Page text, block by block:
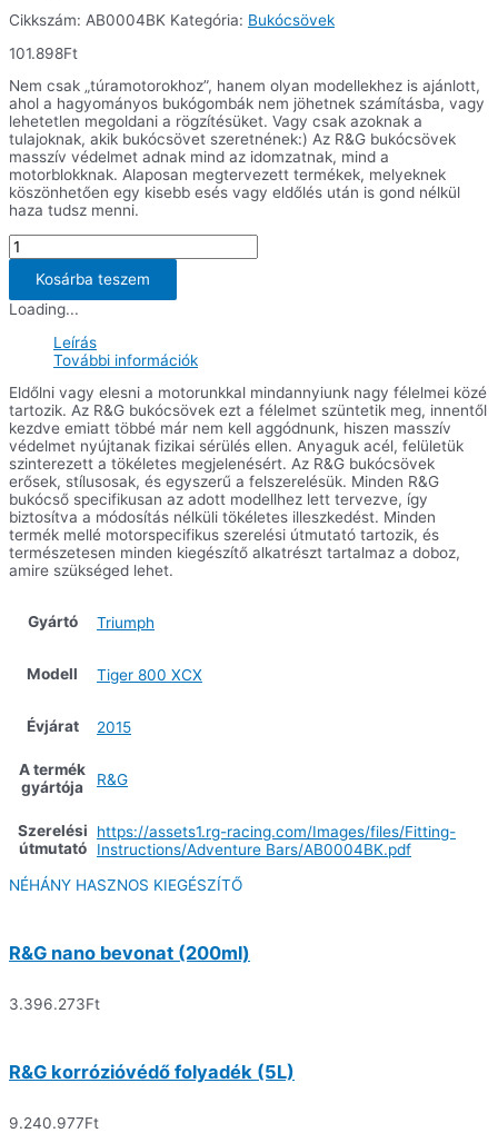
Cikkszám: AB0004BK Kategória: Bukócsövek
101.898Ft
Nem csak „túramotorokhoz”, hanem olyan modellekhez is ajánlott,
ahol a hagyományos bukógombák nem jöhetnek számításba, vagy
lehetetlen megoldani a rögzítésüket. Vagy csak azoknak a
tulajoknak, akik bukócsövet szeretnének:) Az R&G bukócsövek
masszív védelmet adnak mind az idomzatnak, mind a
motorblokknak. Alaposan megtervezett termékek, melyeknek
köszönhetően egy kisebb esés vagy eldőlés után is gond nélkül
haza tudsz menni.
Bukócsövek
Triumph
Tiger
800
'11-
XC
'11-
'17/
Tiger
800
XCA
'18-
/
Tiger
800
XCX
/
mennyiség
Kosárba teszem
Loading...
Leírás
További információk
Eldőlni vagy elesni a motorunkkal mindannyiunk nagy félelmei közé
tartozik. Az R&G bukócsövek ezt a félelmet szüntetik meg, innentől
kezdve emiatt többé már nem kell aggódnunk, hiszen masszív
védelmet nyújtanak fizikai sérülés ellen. Anyaguk acél, felületük
szinterezett a tökéletes megjelenésért. Az R&G bukócsövek
erősek, stílusosak, és egyszerű a felszerelésük. Minden R&G
bukócső specifikusan az adott modellhez lett tervezve, így
biztosítva a módosítás nélküli tökéletes illeszkedést. Minden
termék mellé motorspecifikus szerelési útmutató tartozik, és
természetesen minden kiegészítő alkatrészt tartalmaz a doboz,
amire szükséged lehet.
Gyártó Triumph
Modell Tiger 800 XCX
Évjárat 2015
A termék
gyártója
R&G
Szerelési
útmutató
https://assets1.rg-racing.com/Images/files/Fitting-
Instructions/Adventure Bars/AB0004BK.pdf
NÉHÁNY HASZNOS KIEGÉSZÍTŐ
R&G nano bevonat (200ml)
3.396.273Ft
R&G korrózióvédő folyadék (5L)
9.240.977Ft